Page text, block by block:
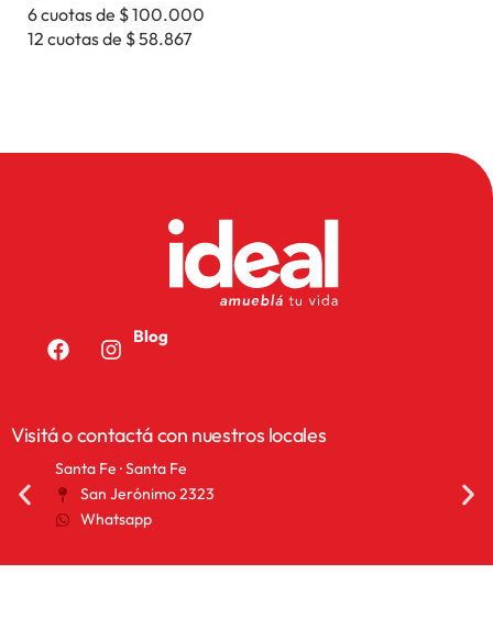
6 cuotas de $100.000
12 cuotas de $58.867
Blog
Visitá o contactá con nuestros locales
Santa Fe · Santa Fe
San Jerónimo 2323
Whatsapp
25